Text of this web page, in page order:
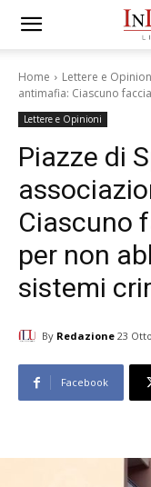
Home Lettere e
antimafia: Ciascuno
Lettere e Opinioni
Piazze di
Ciascuno
per non
sistemi
By Redazione 23
Facebook